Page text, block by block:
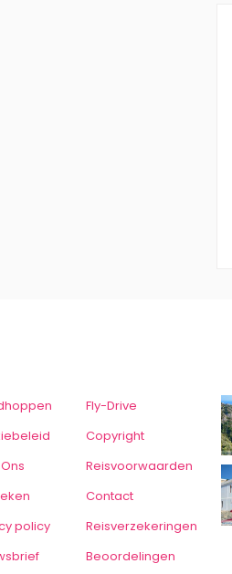
Fly-Drive
Copyright
Reisvoorwaarden
Contact
policy
Reisverzekeringen
Beoordelingen